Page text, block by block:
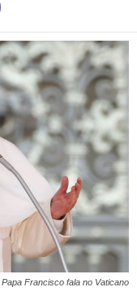
Papa Francisco fala no Vaticano